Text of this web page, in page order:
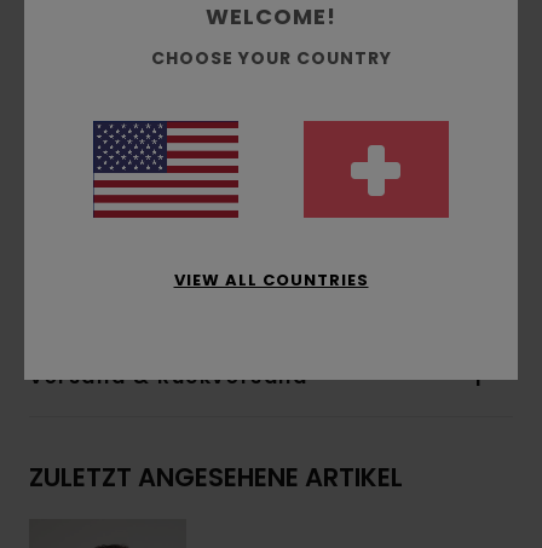
Innen angeraut
Kängurutasche
Viertelreißverschluss am Kragen
Seitliches Flag-Label
Zusammensetzung[Hauptstoff] 50 % recycelte
Versand & Rückversand
ZULETZT ANGESEHENE ARTIKEL
WELCOME!
CHOOSE YOUR COUNTRY
VIEW ALL COUNTRIES